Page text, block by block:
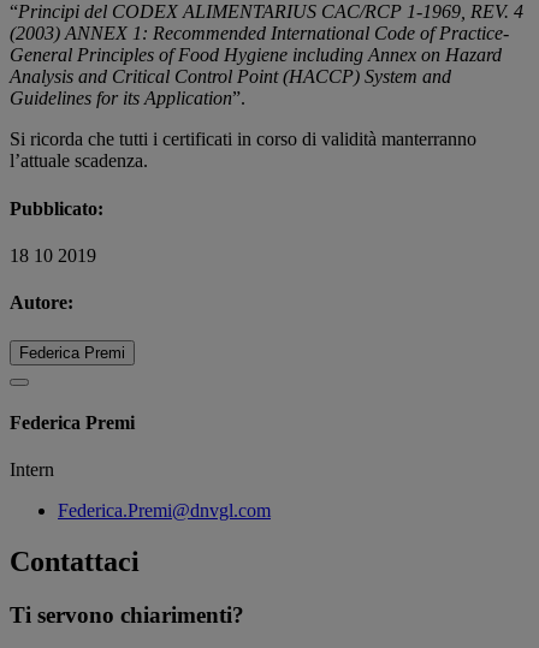
“Principi del CODEX ALIMENTARIUS CAC/RCP 1-1969, REV. 4
(2003) ANNEX 1: Recommended International Code of Practice-
General Principles of Food Hygiene including Annex on Hazard
Analysis and Critical Control Point (HACCP) System and
Guidelines for its Application”.
Si ricorda che tutti i certificati in corso di validità manterranno
l’attuale scadenza.
Pubblicato:
18 10 2019
Autore:
Federica Premi
Federica Premi
Intern
Federica.Premi@dnvgl.com
Contattaci
Ti servono chiarimenti?